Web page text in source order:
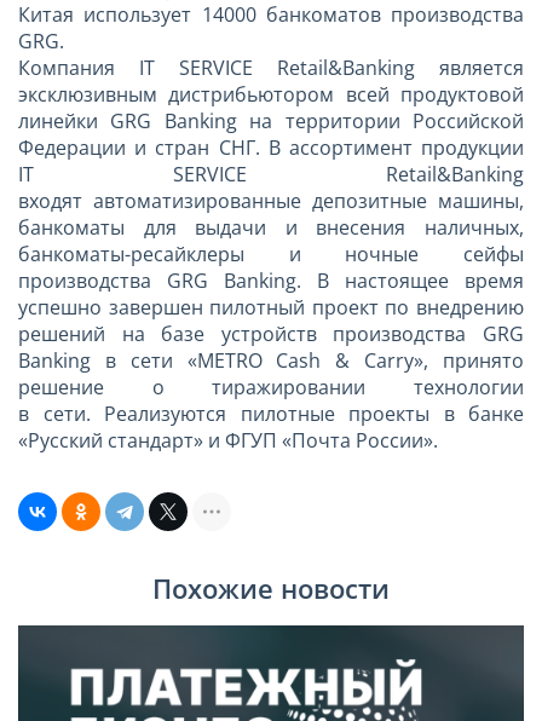
Китая использует 14000 банкоматов производства
GRG.
Компания IT SERVICE Retail&Banking является
эксклюзивным дистрибьютором всей продуктовой
линейки GRG Banking на территории Российской
Федерации и стран СНГ. В ассортимент продукции
IT SERVICE Retail&Banking
входят автоматизированные депозитные машины,
банкоматы для выдачи и внесения наличных,
банкоматы-ресайклеры и ночные сейфы
производства GRG Banking. В настоящее время
успешно завершен пилотный проект по внедрению
решений на базе устройств производства GRG
Banking в сети «METRO Cash & Carry», принято
решение о тиражировании технологии
в сети. Реализуются пилотные проекты в банке
«Русский стандарт» и ФГУП «Почта России».
Похожие новости